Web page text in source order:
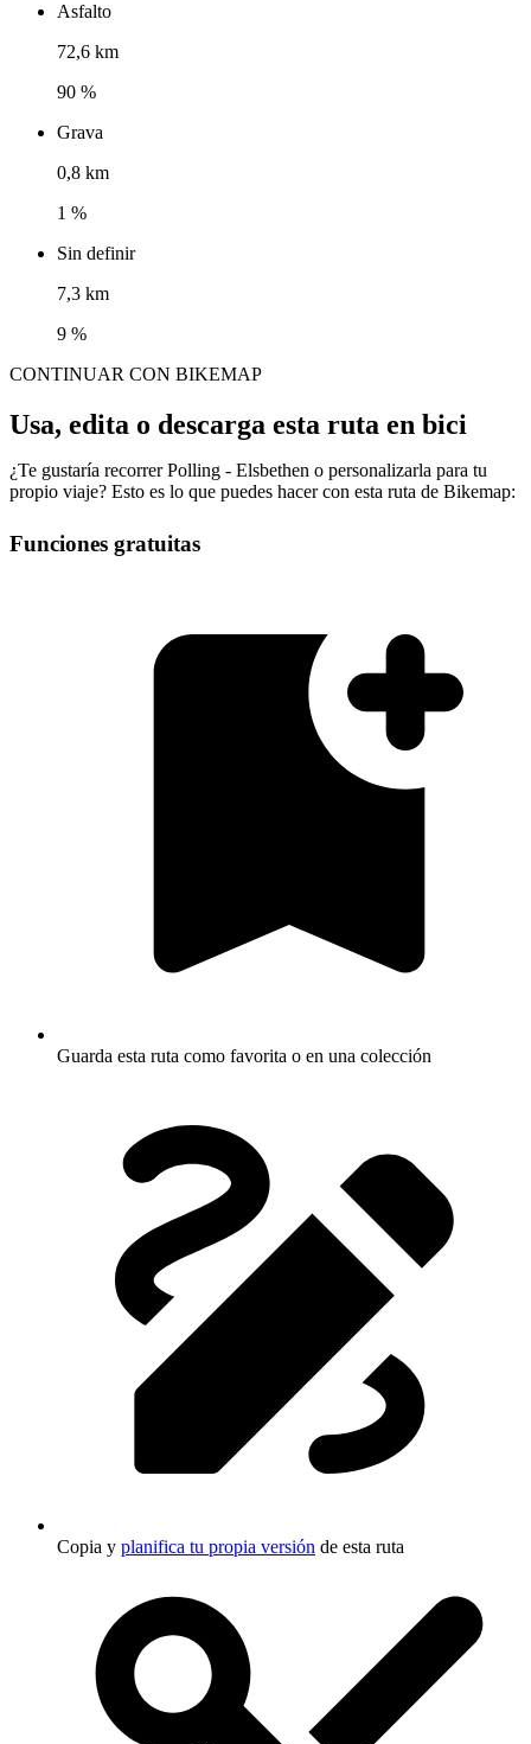
Asfalto
72,6 km
90 %
Grava
0,8 km
1 %
Sin definir
7,3 km
9 %
CONTINUAR CON BIKEMAP
Usa, edita o descarga esta ruta en bici
¿Te gustaría recorrer Polling - Elsbethen o personalizarla para tu
propio viaje? Esto es lo que puedes hacer con esta ruta de Bikemap:
Funciones gratuitas
Guarda esta ruta como favorita o en una colección
Copia y planifica tu propia versión de esta ruta